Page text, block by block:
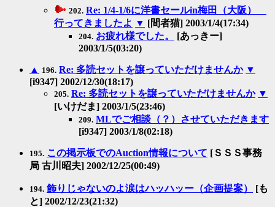
202. Re: 1/4-1/6に洋書セールin梅田（大阪）
行ってきましたよ ▼ [間者猫] 2003/1/4(17:34)
204. お疲れ様でした。
[あっきー]
2003/1/5(03:20)
▲ 196. Re: 多読セットを譲っていただけませんか ▼
[i9347] 2002/12/30(18:17)
205. Re: 多読セットを譲っていただけませんか ▼
[いけだま] 2003/1/5(23:46)
209. MLでご相談（？）させていただきます
[i9347] 2003/1/8(02:18)
195. この掲示板でのAuction情報について [ＳＳＳ事務
局 古川昭夫] 2002/12/25(00:49)
194. 飾りじゃないのよ涙はハッハッー（企画提案）
[も
と] 2002/12/23(21:32)